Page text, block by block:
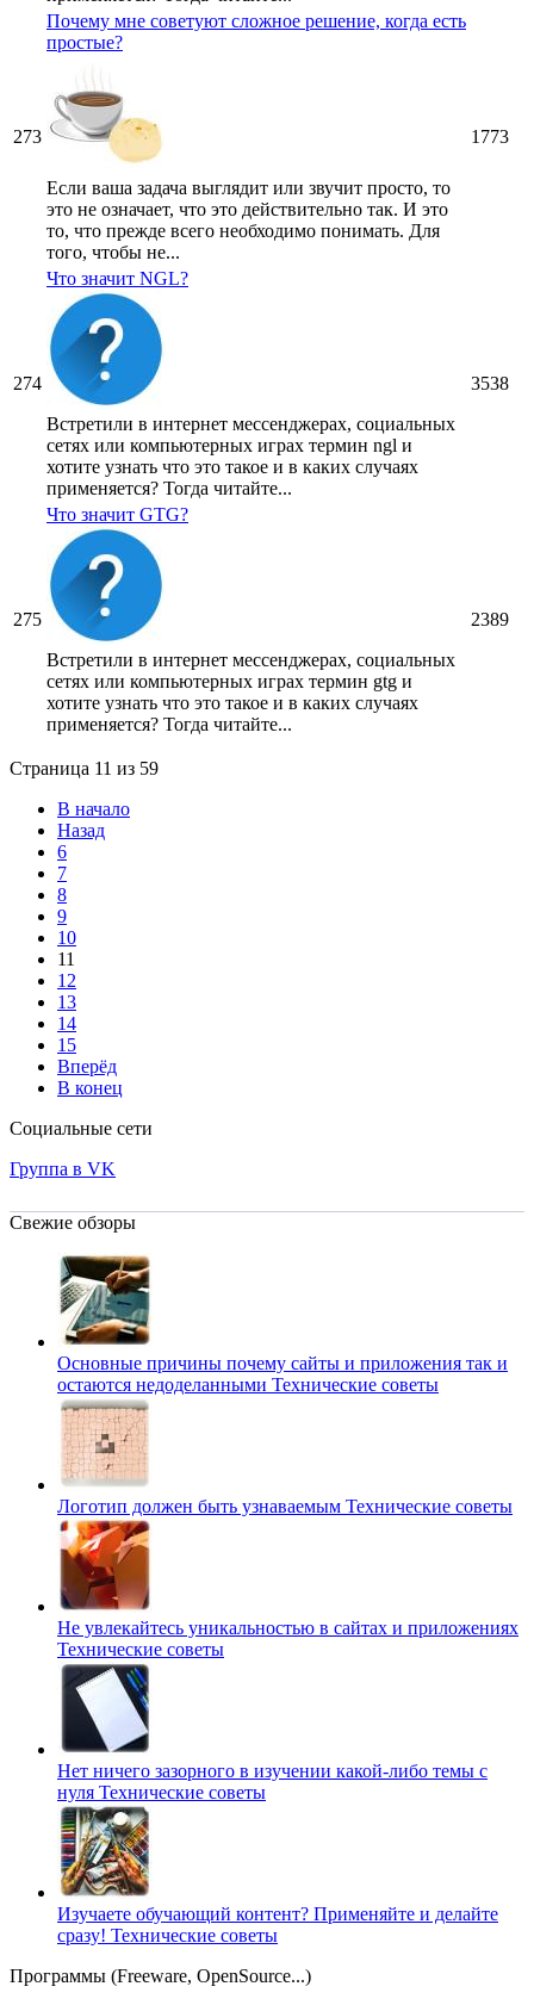
273
Почему мне советуют сложное решение, когда есть
простые?
Если ваша задача выглядит или звучит просто, то
это не означает, что это действительно так. И это
то, что прежде всего необходимо понимать. Для
того, чтобы не...
1773
274
Что значит NGL?
Встретили в интернет мессенджерах, социальных
сетях или компьютерных играх термин ngl и
хотите узнать что это такое и в каких случаях
применяется? Тогда читайте...
3538
275
Что значит GTG?
Встретили в интернет мессенджерах, социальных
сетях или компьютерных играх термин gtg и
хотите узнать что это такое и в каких случаях
применяется? Тогда читайте...
2389
Страница 11 из 59
В начало
Назад
6
7
8
9
10
11
12
13
14
15
Вперёд
В конец
Социальные сети
Группа в VK
Свежие обзоры
Основные причины почему сайты и приложения так и
остаются недоделанными Технические советы
Логотип должен быть узнаваемым Технические советы
Не увлекайтесь уникальностью в сайтах и приложениях
Технические советы
Нет ничего зазорного в изучении какой-либо темы с
нуля Технические советы
Изучаете обучающий контент? Применяйте и делайте
сразу! Технические советы
Программы (Freeware, OpenSource...)